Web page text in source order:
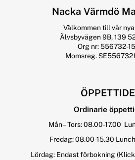
Nacka Värmdö
Välkommen till vår
Älvsbyvägen 9B, 139
Org nr: 556732-
Momsreg.
Ordinarie
Mån – Tors: 08.00-17.00
Fredag: 08.00-15.30
Lördag: Endast förbokning